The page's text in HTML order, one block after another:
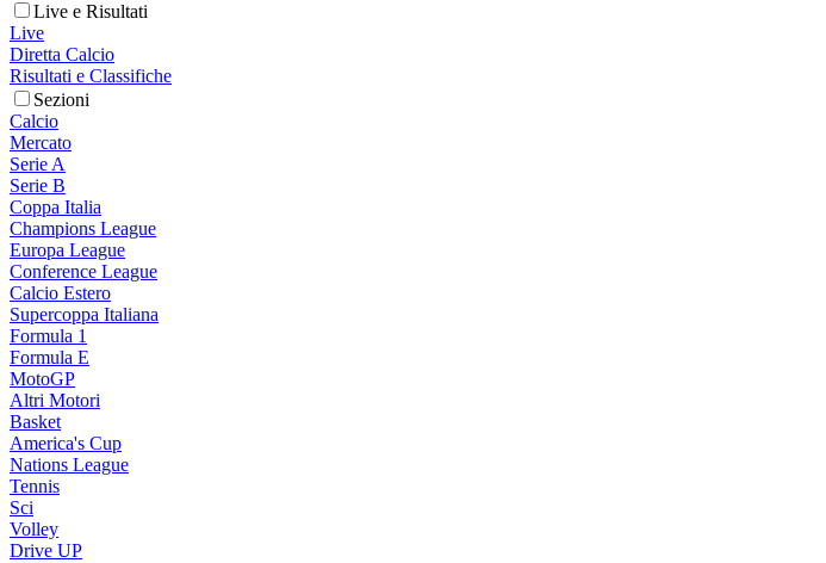
Live e Risultati
Live
Diretta Calcio
Risultati e Classifiche
Sezioni
Calcio
Mercato
Serie A
Serie B
Coppa Italia
Champions League
Europa League
Conference League
Calcio Estero
Supercoppa Italiana
Formula 1
Formula E
MotoGP
Altri Motori
Basket
America's Cup
Nations League
Tennis
Sci
Volley
Drive UP